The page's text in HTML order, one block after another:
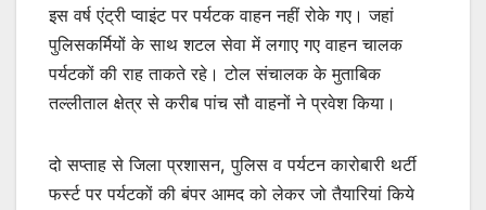
इस वर्ष एंट्री प्वाइंट पर पर्यटक वाहन नहीं रोके गए। जहां
पुलिसकर्मियों के साथ शटल सेवा में लगाए गए वाहन चालक
पर्यटकों की राह ताकते रहे। टोल संचालक के मुताबिक
तल्लीताल क्षेत्र से करीब पांच सौ वाहनों ने प्रवेश किया।
दो सप्ताह से जिला प्रशासन, पुलिस व पर्यटन कारोबारी थर्टी
फर्स्ट पर पर्यटकों की बंपर आमद को लेकर जो तैयारियां किये